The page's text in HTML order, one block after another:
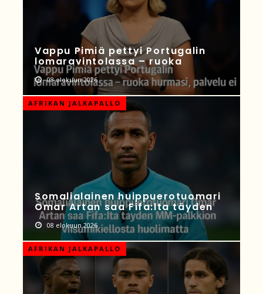
Vappu Pimiä pettyi Portugalin
lomaravintolassa – ruoka
08 elokuun 2026
AFRIKAN JALKAPALLO
Somalialainen huippuerotuomari
Omar Artan saa Fifa:lta täyden
08 elokuun 2026
AFRIKAN JALKAPALLO